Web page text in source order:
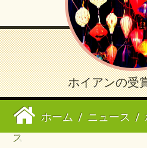
ホイアンの受
ホーム / ニュース /
ス